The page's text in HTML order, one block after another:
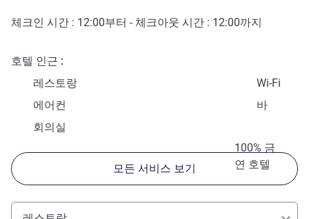
체크인 시간 : 12:00부터 - 체크아웃 시간 : 12:00까지
호텔 인근
레스토랑
Wi-Fi
에어컨
바
회의실
100% 금
연 호텔
모든 서비스 보기